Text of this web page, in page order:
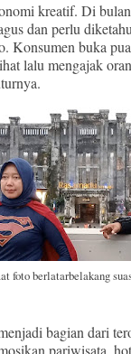
kreatif. Di
dan perlu
Konsumen buka
lalu mengajak
foto berlatarbelakang
bagian dari
pariwisata,